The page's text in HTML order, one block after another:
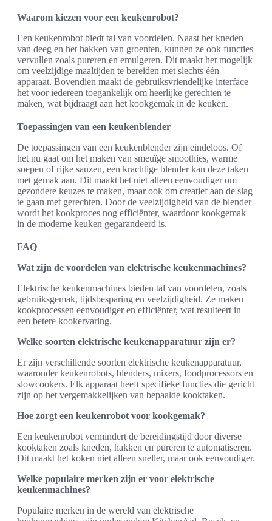
Waarom kiezen voor een keukenrobot?
Een keukenrobot biedt tal van voordelen. Naast het kneden
van deeg en het hakken van groenten, kunnen ze ook functies
vervullen zoals pureren en emulgeren. Dit maakt het mogelijk
om veelzijdige maaltijden te bereiden met slechts één
apparaat. Bovendien maakt de gebruiksvriendelijke interface
het voor iedereen toegankelijk om heerlijke gerechten te
maken, wat bijdraagt aan het kookgemak in de keuken.
Toepassingen van een keukenblender
De toepassingen van een keukenblender zijn eindeloos. Of
het nu gaat om het maken van smeuïge smoothies, warme
soepen of rijke sauzen, een krachtige blender kan deze taken
met gemak aan. Dit maakt het niet alleen eenvoudiger om
gezondere keuzes te maken, maar ook om creatief aan de slag
te gaan met gerechten. Door de veelzijdigheid van de blender
wordt het kookproces nog efficiënter, waardoor kookgemak
in de moderne keuken gegarandeerd is.
FAQ
Wat zijn de voordelen van elektrische keukenmachines?
Elektrische keukenmachines bieden tal van voordelen, zoals
gebruiksgemak, tijdsbesparing en veelzijdigheid. Ze maken
kookprocessen eenvoudiger en efficiënter, wat resulteert in
een betere kookervaring.
Welke soorten elektrische keukenapparatuur zijn er?
Er zijn verschillende soorten elektrische keukenapparatuur,
waaronder keukenrobots, blenders, mixers, foodprocessors en
slowcookers. Elk apparaat heeft specifieke functies die gericht
zijn op het vergemakkelijken van bepaalde kooktaken.
Hoe zorgt een keukenrobot voor kookgemak?
Een keukenrobot vermindert de bereidingstijd door diverse
kooktaken zoals kneden, hakken en pureren te automatiseren.
Dit maakt het koken niet alleen sneller, maar ook eenvoudiger.
Welke populaire merken zijn er voor elektrische
keukenmachines?
Populaire merken in de wereld van elektrische